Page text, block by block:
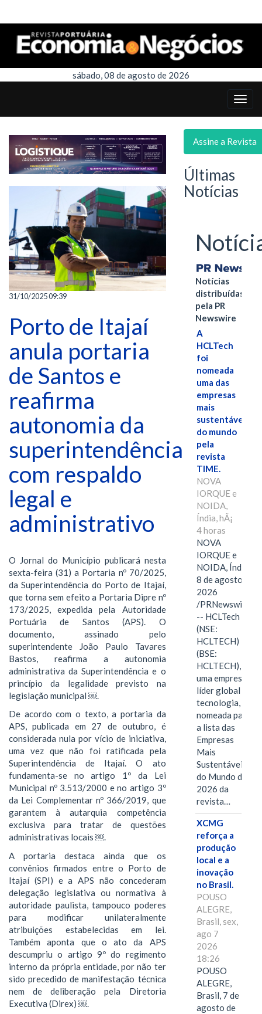
sábado, 08 de agosto de 2026
31/10/2025 09:39
Porto de Itajaí
anula portaria
de Santos e
reafirma
autonomia da
superintendência
com respaldo
legal e
administrativo
O Jornal do Município publicará nesta
sexta-feira (31) a Portaria nº 70/2025,
da Superintendência do Porto de Itajaí,
que torna sem efeito a Portaria Dipre nº
173/2025, expedida pela Autoridade
Portuária de Santos (APS). O
documento, assinado pelo
superintendente João Paulo Tavares
Bastos, reafirma a autonomia
administrativa da Superintendência e o
princípio da legalidade previsto na
legislação municipal ￼.
De acordo com o texto, a portaria da
APS, publicada em 27 de outubro, é
considerada nula por vício de iniciativa,
uma vez que não foi ratificada pela
Superintendência de Itajaí. O ato
fundamenta-se no artigo 1º da Lei
Municipal nº 3.513/2000 e no artigo 3º
da Lei Complementar nº 366/2019, que
garantem à autarquia competência
exclusiva para tratar de questões
administrativas locais ￼.
A portaria destaca ainda que os
convênios firmados entre o Porto de
Itajaí (SPI) e a APS não concederam
delegação legislativa ou normativa à
autoridade paulista, tampouco poderes
para modificar unilateralmente
atribuições estabelecidas em lei.
Também aponta que o ato da APS
descumpriu o artigo 9º do regimento
interno da própria entidade, por não ter
sido precedido de manifestação técnica
nem de deliberação pela Diretoria
Executiva (Direx) ￼.
Assine a Revista
Últimas
Notícias
Notícias
distribuídas
pela PR
Newswire
A
HCLTech
foi
nomeada
uma das
empresas
mais
sustentáveis
do mundo
pela
revista
TIME.
NOVA
IORQUE e
NOIDA,
Índia, hÃ¡
4 horas
NOVA
IORQUE e
NOIDA, Índia,
8 de agosto de
2026
/PRNewswire/
-- HCLTech
(NSE:
HCLTECH)
(BSE:
HCLTECH),
uma empresa
líder global em
tecnologia, foi
nomeada para
a lista das
Empresas
Mais
Sustentáveis
do Mundo de
2026 da
revista…
XCMG
reforça a
produção
local e a
inovação
no Brasil.
POUSO
ALEGRE,
Brasil, sex,
ago 7
2026
18:26
POUSO
ALEGRE,
Brasil, 7 de
agosto de